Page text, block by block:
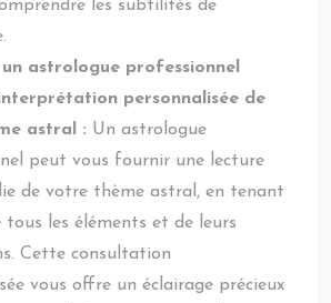
les subtilités de
astrologue professionnel
personnalisée de
astral : Un astrologue
peut vous fournir une lecture
de votre thème astral, en tenant
tous les éléments et de leurs
Cette consultation
vous offre un éclairage précieux